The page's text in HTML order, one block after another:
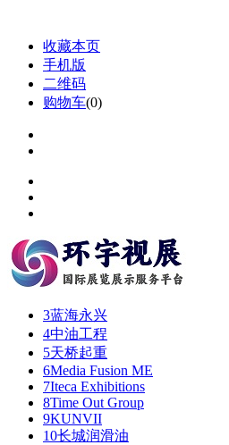
收藏本页
手机版
二维码
购物车(0)
3蓝海永兴
4中油工程
5天桥起重
6Media Fusion ME
7Iteca Exhibitions
8Time Out Group
9KUNVII
10长城润滑油